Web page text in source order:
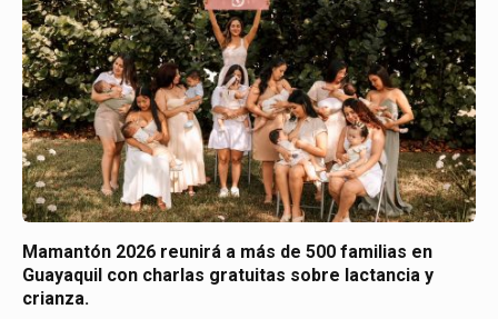
Mamantón 2026 reunirá a más de 500 familias en
Guayaquil con charlas gratuitas sobre lactancia y
crianza.